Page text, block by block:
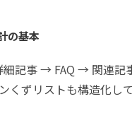
の基本
記事 → FAQ → 関連記
くずリストも構造化し